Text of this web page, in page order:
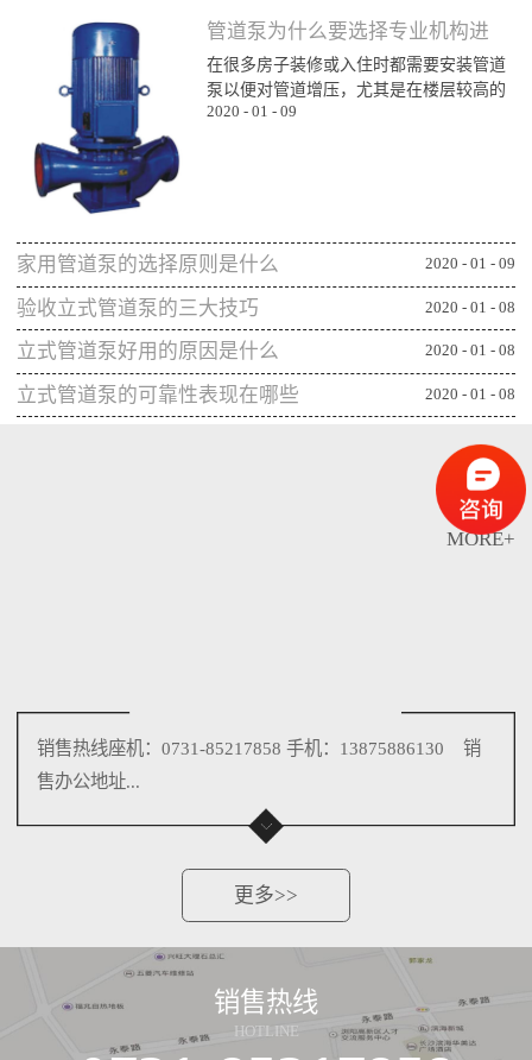
MORE+
管道泵为什么要选择专业机构进
行购买
在很多房子装修或入住时都需要安装管道
泵以便对管道增压，尤其是在楼层较高的
楼层为了能顺利用水更对管道增压安装专
一、可获得较规范的售后专业的管道泵生
产机构或厂家往往能更重视售后服务，毕
竟设备类的产品选择专业机构可相应获得
更全面的售后服务，并能及时为出现问题
的管...
2020 - 01 - 09
家用管道泵的选择原则是什么 2020 - 01 - 09
验收立式管道泵的三大技巧 2020 - 01 - 08
立式管道泵好用的原因是什么 2020 - 01 - 08
立式管道泵的可靠性表现在哪些
2020 - 01 - 08
销售热线座机：0731-85217858 手机：13875886130 销
售办公地址...
更多>>
销售热线
HOTLINE